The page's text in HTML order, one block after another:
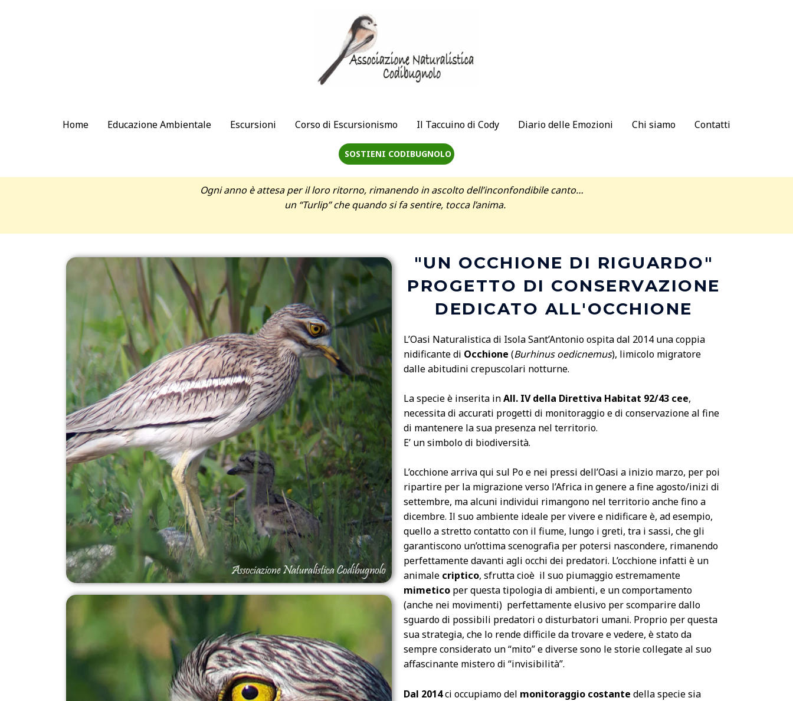
Home Educazione Ambientale Escursioni Corso di Escursionismo Il Taccuino di Cody Diario delle Emozioni Chi siamo Contatti
SOSTIENI CODIBUGNOLO
Ogni anno è attesa per il loro ritorno, rimanendo in ascolto dell’inconfondibile canto…
un “Turlip” che quando si fa sentire, tocca l’anima.
"UN OCCHIONE DI RIGUARDO"
PROGETTO DI CONSERVAZIONE
DEDICATO ALL'OCCHIONE
L’Oasi Naturalistica di Isola Sant’Antonio ospita dal 2014 una coppia
nidificante di Occhione(Burhinus oedicnemus), limicolo migratore
dalle abitudini crepuscolari notturne.
La specie è inserita inAll. IV della Direttiva Habitat 92/43 cee,
necessita di accurati progetti di monitoraggio e di conservazione al fine
di mantenere la sua presenza nel territorio.
E’ un simbolo di biodiversità.
L’occhione arriva qui sul Po e nei pressi dell’Oasi a inizio marzo, per poi
ripartire per la migrazione verso l’Africa in genere a fine agosto/inizi di
settembre, ma alcuni individui rimangono nel territorio anche fino a
dicembre. Il suo ambiente ideale per vivere e nidificare è, ad esempio,
quello a stretto contatto con il fiume, lungo i greti, tra i sassi, che gli
garantiscono un’ottima scenografia per potersi nascondere, rimanendo
perfettamente davanti agli occhi dei predatori. L’occhione infatti è un
animale criptico, sfrutta cioè il suo piumaggio estremamente
mimetico per questa tipologia di ambienti, e un comportamento
(anche nei movimenti) perfettamente elusivo per scomparire dallo
sguardo di possibili predatori o disturbatori umani. Proprio per questa
sua strategia, che lo rende difficile da trovare e vedere, è stato da
sempre considerato un “mito” e diverse sono le storie collegate al suo
affascinante mistero di “invisibilità”.
Dal 2014ci occupiamo del monitoraggio costante della specie sia